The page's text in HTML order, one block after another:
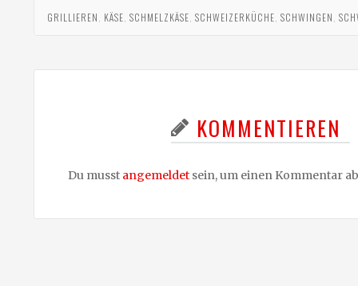
GRILLIEREN KÄSE SCHMELZKÄSE SCHWEIZERKÜCHE SCHWINGEN
KOMMENTIEREN
Du musst angemeldet sein, um einen Kommentar